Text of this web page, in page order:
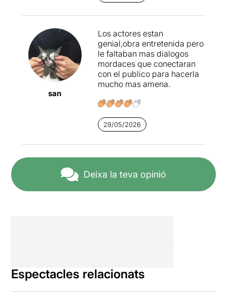
san
Los actores estan
genial,obra entretenida pero
le faltaban mas dialogos
mordaces que conectaran
con el publico para hacerla
mucho mas amena.
29/05/2026
Deixa la teva opinió
Espectacles relacionats